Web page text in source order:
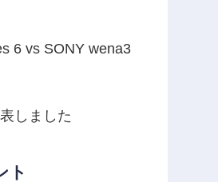
6 vs SONY wena3
しました
ト